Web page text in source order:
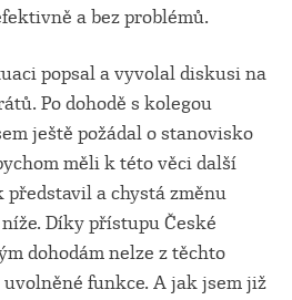
a bez problémů.
popsal a vyvolal diskusi na
Po dohodě s kolegou
ještě požádal o stanovisko
měli k této věci další
představil a chystá změnu
Díky přístupu České
dohodám nelze z těchto
funkce. A jak jsem již